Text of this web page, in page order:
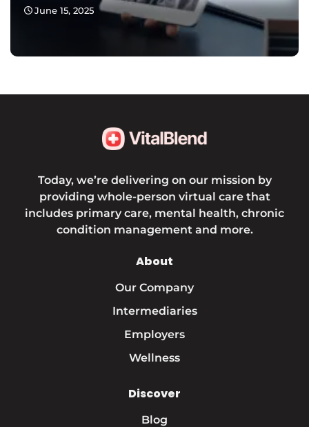
June 15, 2025
Today, we’re delivering on our mission by
providing whole-person virtual care that
includes primary care, mental health, chronic
condition management and more.
About
Our Company
Intermediaries
Employers
Wellness
Discover
Blog